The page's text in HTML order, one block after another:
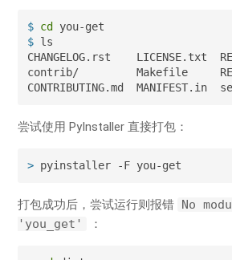
$ cd
you-get
$ ls
CHANGELOG.rst    LICENSE.txt
contrib/         Makefile
CONTRIBUTING.md
尝试使用 PyInstaller 直接打包：
> pyinstaller -F you-get
打包成功后，尝试运行则报错 No
'you_get'
：